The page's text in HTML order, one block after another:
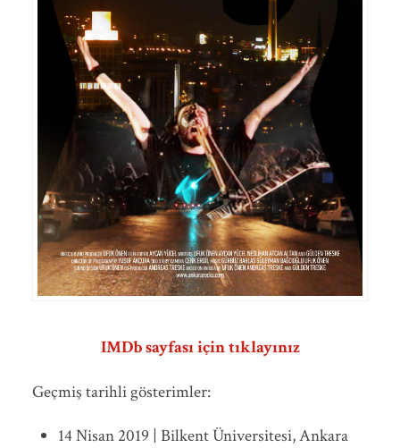
IMDb sayfası için tıklayınız
Geçmiş tarihli gösterimler:
14 Nisan 2019 | Bilkent Üniversitesi, Ankara